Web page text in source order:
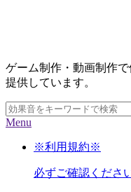
ゲーム制作・動画制作
提供しています。
Menu
※利用規約※
必ずご確認くださ